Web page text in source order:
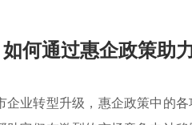
如何通过惠企政策助
企业转型升级，惠企政策中的